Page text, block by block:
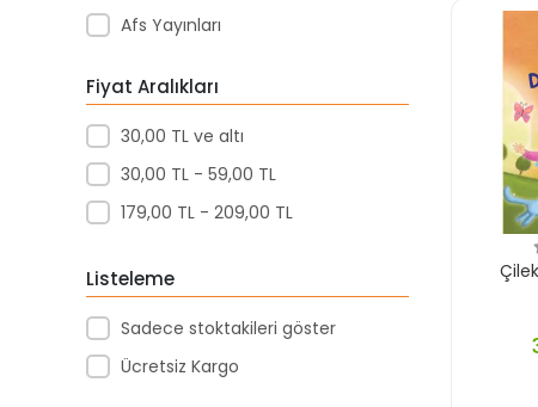
Afs Yayınları
Agt
Aıhao
Akademi Denizi Yayınları
Akar Kırtasiye
Aktive Oyuncak
Akvaryum Yayınları
Alex
Fiyat Aralıkları
30,00 TL ve altı
30,00 TL - 59,00 TL
179,00 TL - 209,00 TL
Listeleme
Sadece stoktakileri göster
Ücretsiz Kargo